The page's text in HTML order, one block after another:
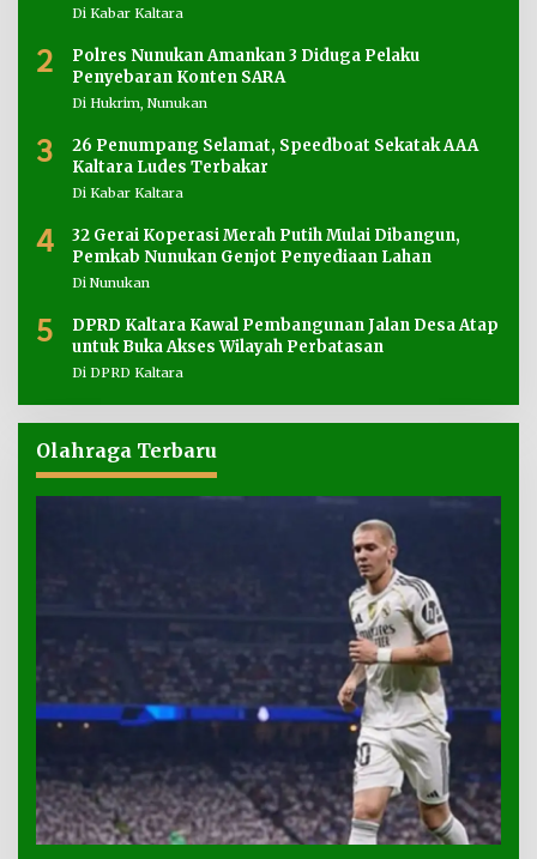
Di Kabar Kaltara
2
Polres Nunukan Amankan 3 Diduga Pelaku
Penyebaran Konten SARA
Di Hukrim, Nunukan
3
26 Penumpang Selamat, Speedboat Sekatak AAA
Kaltara Ludes Terbakar
Di Kabar Kaltara
4
32 Gerai Koperasi Merah Putih Mulai Dibangun,
Pemkab Nunukan Genjot Penyediaan Lahan
Di Nunukan
5
DPRD Kaltara Kawal Pembangunan Jalan Desa Atap
untuk Buka Akses Wilayah Perbatasan
Di DPRD Kaltara
Olahraga Terbaru